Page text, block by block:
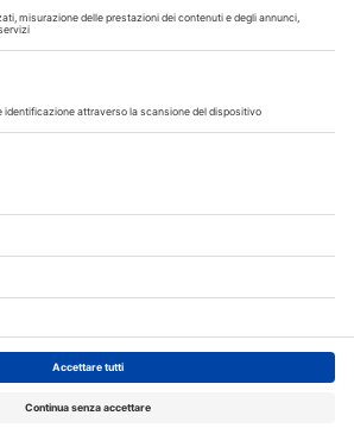
dell’odontoiatra chairside
Odontoiatria33
© 2026 - All Rights Reserved
Autori
Contattaci
Note legali